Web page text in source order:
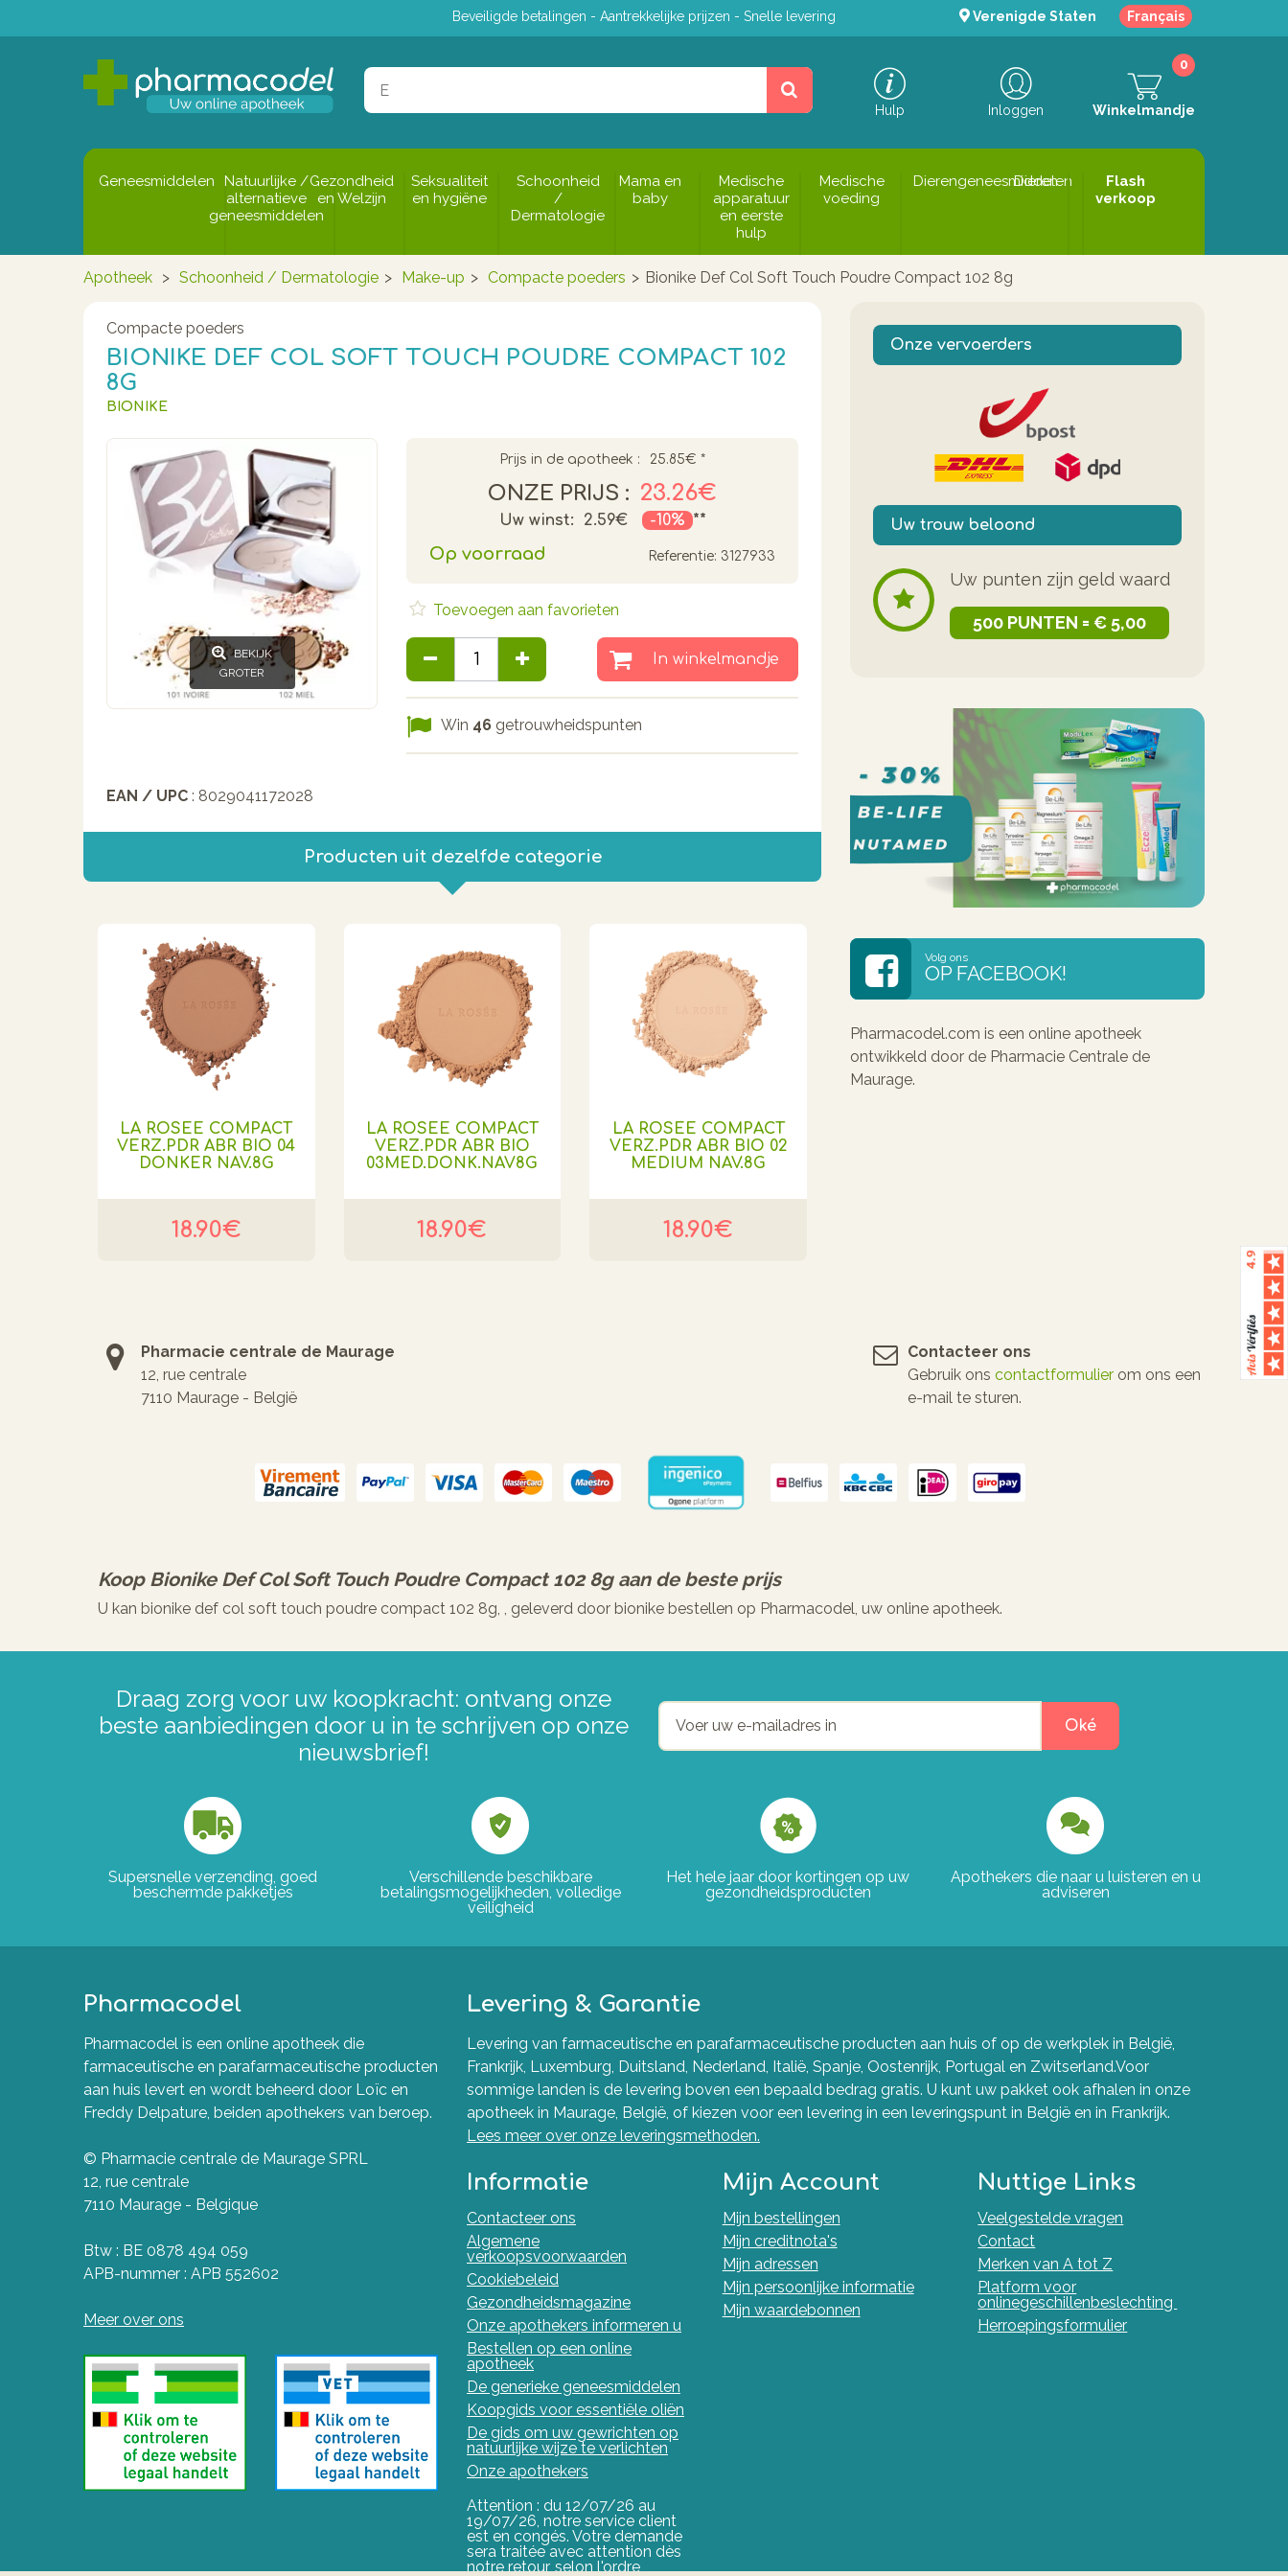
Beveiligde betalingen - Aantrekkelijke prijzen - Snelle levering Verenigde Staten Français
Hulp Inloggen Winkelmandje
0
Geneesmiddelen
Natuurlijke /
alternatieve
geneesmiddelen
Gezondheid
en Welzijn
Seksualiteit
en hygiëne
Schoonheid
/
Dermatologie
Mama en
baby
Medische
apparatuur
en eerste
hulp
Medische
voeding
Dierengeneesmiddelen
Dieren
Flash
verkoop
Apotheek > Schoonheid / Dermatologie > Make-up > Compacte poeders > Bionike Def Col Soft Touch Poudre Compact 102 8g
Compacte poeders
BIONIKE DEF COL SOFT TOUCH POUDRE COMPACT 102
8G
BIONIKE
BEKIJK
GROTER
Prijs in de apotheek : 25.85€ *
ONZE PRIJS : 23.26€
Uw winst: 2.59€ -10% **
Op voorraad Referentie: 3127933
Toevoegen aan favorieten
In winkelmandje
Win 46 getrouwheidspunten
EAN / UPC : 8029041172028
Producten uit dezelfde categorie
LA ROSEE COMPACT
VERZ.PDR ABR BIO 04
DONKER NAV.8G
18.90€
LA ROSEE COMPACT
VERZ.PDR ABR BIO
03MED.DONK.NAV8G
18.90€
LA ROSEE COMPACT
VERZ.PDR ABR BIO 02
MEDIUM NAV.8G
18.90€
Onze vervoerders
Uw trouw beloond
Uw punten zijn geld waard
500 PUNTEN = € 5,00
Volg ons
OP FACEBOOK!
Pharmacodel.com is een online apotheek
ontwikkeld door de Pharmacie Centrale de
Maurage.
Pharmacie centrale de Maurage
12, rue centrale
7110 Maurage - België
Contacteer ons
Gebruik ons contactformulier om ons een
e-mail te sturen.
Koop Bionike Def Col Soft Touch Poudre Compact 102 8gaan de beste prijs
U kan bionike def col soft touch poudre compact 102 8g, , geleverd door bionike bestellen op Pharmacodel, uw online apotheek.
Draag zorg voor uw koopkracht: ontvang onze
beste aanbiedingen door u in te schrijven op onze
nieuwsbrief!
Oké
Supersnelle verzending, goed
beschermde pakketjes
Verschillende beschikbare
betalingsmogelijkheden, volledige
veiligheid
Het hele jaar door kortingen op uw
gezondheidsproducten
Apothekers die naar u luisteren en u
adviseren
Pharmacodel
Pharmacodel is een online apotheek die
farmaceutische en parafarmaceutische producten
aan huis levert en wordt beheerd door Loïc en
Freddy Delpature, beiden apothekers van beroep.
© Pharmacie centrale de Maurage SPRL
12, rue centrale
7110 Maurage - Belgique
Btw : BE 0878 494 059
APB-nummer : APB 552602
Meer over ons
Levering & Garantie
Levering van farmaceutische en parafarmaceutische producten aan huis of op de werkplek in België,
Frankrijk, Luxemburg, Duitsland, Nederland, Italië, Spanje, Oostenrijk, Portugal en Zwitserland.Voor
sommige landen is de levering boven een bepaald bedrag gratis. U kunt uw pakket ook afhalen in onze
apotheek in Maurage, België, of kiezen voor een levering in een leveringspunt in België en in Frankrijk.
Lees meer over onze leveringsmethoden.
Informatie
Contacteer ons
Algemene
verkoopsvoorwaarden
Cookiebeleid
Gezondheidsmagazine
Onze apothekers informeren u
Bestellen op een online
apotheek
De generieke geneesmiddelen
Koopgids voor essentiële oliën
De gids om uw gewrichten op
natuurlijke wijze te verlichten
Onze apothekers
Attention : du 12/07/26 au
19/07/26, notre service client
est en congés. Votre demande
sera traitée avec attention dès
notre retour, selon l'ordre
Mijn Account
Mijn bestellingen
Mijn creditnota's
Mijn adressen
Mijn persoonlijke informatie
Mijn waardebonnen
Nuttige Links
Veelgestelde vragen
Contact
Merken van A tot Z
Platform voor
onlinegeschillenbeslechting
Herroepingsformulier